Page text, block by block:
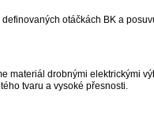
otáčkách BK a
materiál drobnými elektrickými
tvaru a vysoké přesnosti.